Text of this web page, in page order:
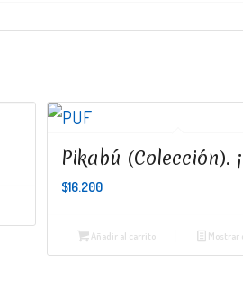
Pikabú (Colección).
$16.200
Añadir al carrito Mostrar